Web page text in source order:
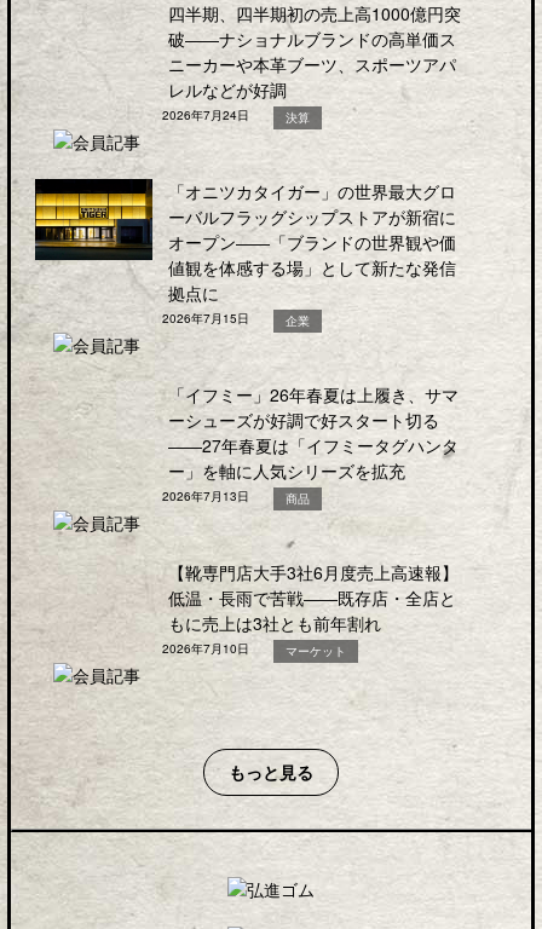
四半期、四半期初の売上高1000億円突
破――ナショナルブランドの高単価ス
ニーカーや本革ブーツ、スポーツアパ
レルなどが好調
2026年7月24日 決算
「オニツカタイガー」の世界最大グロ
ーバルフラッグシップストアが新宿に
オープン――「ブランドの世界観や価
値観を体感する場」として新たな発信
拠点に
2026年7月15日 企業
「イフミー」26年春夏は上履き、サマ
ーシューズが好調で好スタート切る
――27年春夏は「イフミータグハンタ
ー」を軸に人気シリーズを拡充
2026年7月13日 商品
【靴専門店大手3社6月度売上高速報】
低温・長雨で苦戦――既存店・全店と
もに売上は3社とも前年割れ
2026年7月10日 マーケット
もっと見る